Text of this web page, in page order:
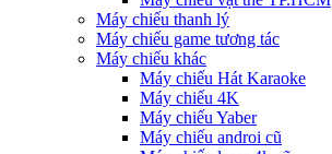
Máy chiếu thanh lý
Máy chiếu game tương tác
Máy chiếu khác
Máy chiếu Hát Karaoke
Máy chiếu 4K
Máy chiếu Yaber
Máy chiếu androi cũ